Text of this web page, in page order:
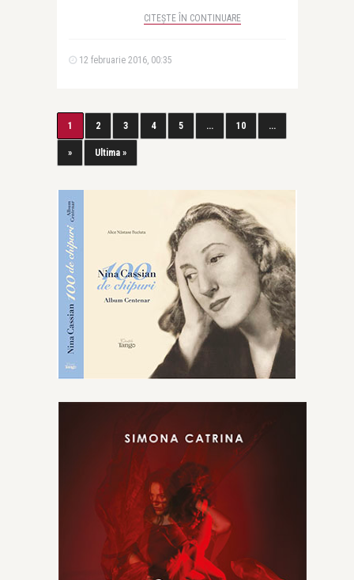
CITEȘTE ÎN CONTINUARE
12 februarie 2016, 00:35
1 2 3 4 5 ... 10 ...
» Ultima »